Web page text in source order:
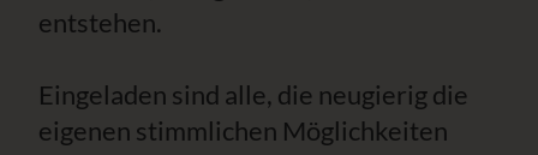
entstehen.
Eingeladen sind alle, die neugierig die
eigenen stimmlichen Möglichkeiten